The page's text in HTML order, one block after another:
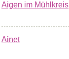
Aigen im Mühlkreis
Ainet